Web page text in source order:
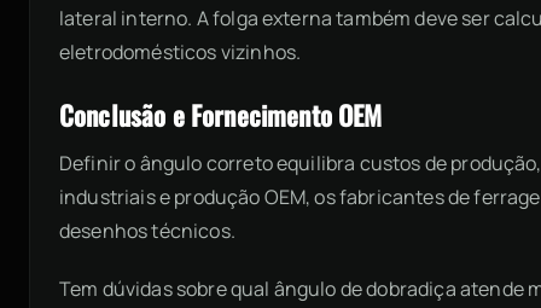
lateral interno. A folga externa também deve ser
eletrodomésticos vizinhos.
Conclusão e Fornecimento OEM
Definir o ângulo correto equilibra custos de
industriais e produção OEM, os fabricantes de
desenhos técnicos.
Tem dúvidas sobre qual ângulo de dobradiça atende